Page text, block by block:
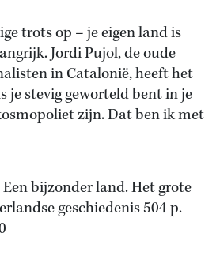
trots op – je eigen land is
Jordi Pujol, de oude
in Catalonië, heeft het
je stevig geworteld bent in je
zijn. Dat ben ik met
bijzonder land. Het grote
geschiedenis 504 p.